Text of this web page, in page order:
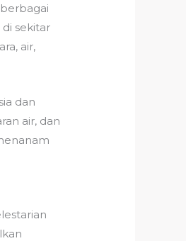
sekitar
air,
dan
air, dan